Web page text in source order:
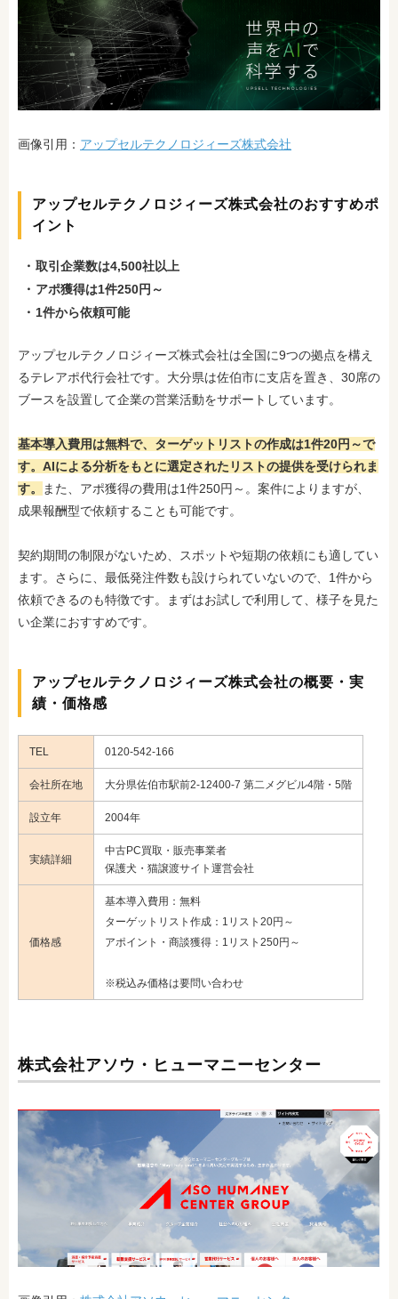
画像引用： アップセルテクノロジィーズ株式会社
アップセルテクノロジィーズ株式会社のおすすめポ
イント
取引企業数は4,500社以上
アポ獲得は1件250円～
1件から依頼可能
アップセルテクノロジィーズ株式会社は全国に9つの拠点を構え
るテレアポ代行会社です。大分県は佐伯市に支店を置き、30席の
ブースを設置して企業の営業活動をサポートしています。
基本導入費用は無料で、ターゲットリストの作成は1件20円～で
す。AIによる分析をもとに選定されたリストの提供を受けられま
す。
また、アポ獲得の費用は1件250円 ～。案件によりますが、
成果報酬型で依頼することも可能です。
契約期間の制限がないため、スポットや短期の依頼にも適してい
ます。さらに、最低発注件数も設けられていないので、1件から
依頼できるのも特徴です。まずはお試しで利用して、様子を見た
い企業におすすめです。
アップセルテクノロジィーズ株式会社の概要・実
績・価格感
TEL 0120-542-166
会社所在地 大分県佐伯市駅前2-12400-7 第二メグビル4階・5階
設立年 2004年
実績詳細
中古PC買取・販売事業者
保護犬・猫譲渡サイト運営会社
価格感
基本導入費用：無料
ターゲットリスト作成：1リスト20円～
アポイント・商談獲得：1リスト250円～
※税込み価格は要問い合わせ
株式会社アソウ・ヒューマニーセンター